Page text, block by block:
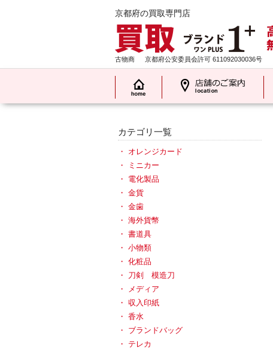
京都府の買取専門店
古物商 京都府公安委員会許可 611092030036号
カテゴリ一覧
オレンジカード
ミニカー
電化製品
金貨
金歯
海外貨幣
書道具
小物類
化粧品
刀剣 模造刀
メディア
収入印紙
香水
ブランドバッグ
テレカ